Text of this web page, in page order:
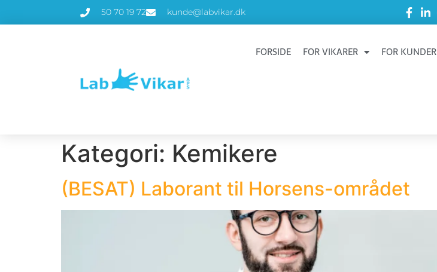
50 70 19 72 kunde@labvikar.dk
FORSIDE FOR VIKARER FOR KUNDER
Kategori: Kemikere
(BESAT) Laborant til Horsens-området